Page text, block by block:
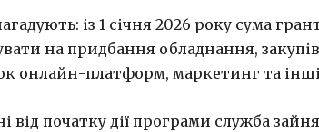
із 1 січня 2026 року сума
на придбання обладнання,
онлайн-платформ, маркетинг та інші
від початку дії програми служба